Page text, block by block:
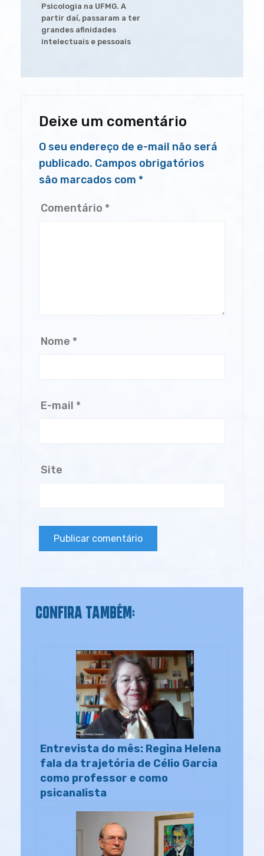
Psicologia na UFMG. A
partir daí, passaram a ter
grandes afinidades
intelectuais e pessoais
Deixe um comentário
O seu endereço de e-mail não será
publicado. Campos obrigatórios
são marcados com *
Comentário *
Nome *
E-mail *
Site
CONFIRA TAMBÉM:
Entrevista do mês: Regina Helena
fala da trajetória de Célio Garcia
como professor e como
psicanalista